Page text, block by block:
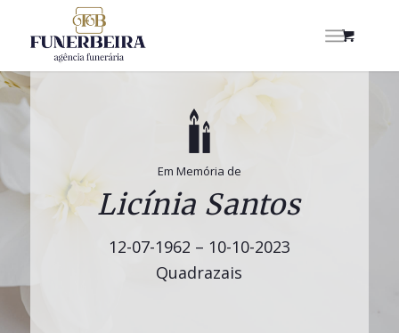
Em Memória de
Licínia Santos
12-07-1962 – 10-10-2023
Quadrazais